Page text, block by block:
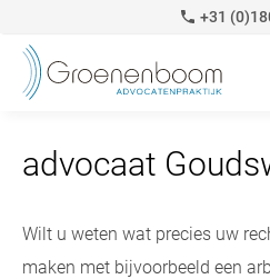
+31
advocaat
Wilt u weten wat precies uw
maken met bijvoorbeeld een